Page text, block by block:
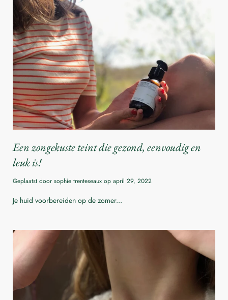
Een zongekuste teint die gezond, eenvoudig en
leuk is!
Geplaatst door sophie trenteseaux op april 29, 2022
Je huid voorbereiden op de zomer...